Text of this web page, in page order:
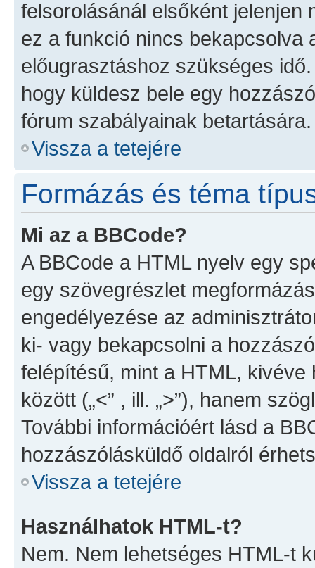
felsorolásánál elsőként jelenjen
ez a funkció nincs bekapcsolva
előugrasztáshoz szükséges
hogy küldesz bele egy
fórum szabályainak betartására.
Vissza a tetejére
Formázás és téma
Mi az a BBCode?
A BBCode a HTML nyelv egy
egy szövegrészlet
engedélyezése az
ki- vagy bekapcsolni a
felépítésű, mint a HTML,
között („<” , ill. „>”), hanem
További információért lásd a
hozzászólásküldő oldalról
Vissza a tetejére
Használhatok HTML-t?
Nem. Nem lehetséges HTML-t